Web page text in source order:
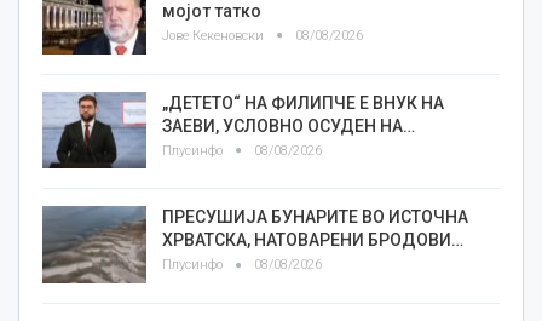
мојот татко
Јове Кекеновски 08/08/2026
„ДЕТЕТО“ НА ФИЛИПЧЕ Е ВНУК НА
ЗАЕВИ, УСЛОВНО ОСУДЕН НА…
Плусинфо 08/08/2026
ПРЕСУШИЈА БУНАРИТЕ ВО ИСТОЧНА
ХРВАТСКА, НАТОВАРЕНИ БРОДОВИ…
Плусинфо 08/08/2026